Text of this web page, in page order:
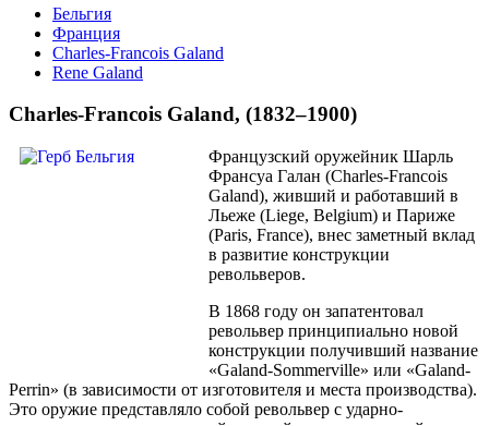
Бельгия
Франция
Charles-Franсois Galand
Rene Galand
Charles-Franсois Galand, (1832–1900)
Французский оружейник Шарль
Франсуа Галан (Charles-Franсois
Galand), живший и работавший в
Льеже (Liege, Belgium) и Париже
(Paris, France), внес заметный вклад
в развитие конструкции
револьверов.
В 1868 году он запатентовал
револьвер принципиально новой
конструкции получивший название
«Galand-Sommerville» или «Galand-
Perrin» (в зависимости от изготовителя и места производства).
Это оружие представляло собой револьвер с ударно-